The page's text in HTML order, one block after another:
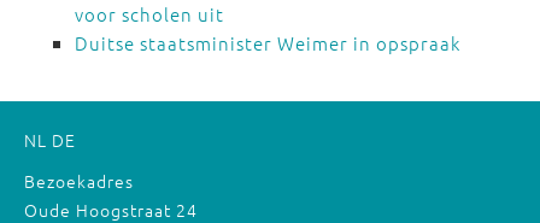
voor scholen uit
Duitse staatsminister Weimer in opspraak
NL DE
Bezoekadres
Oude Hoogstraat 24